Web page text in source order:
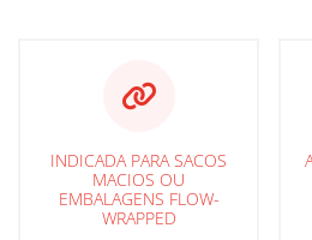
INDICADA PARA SACOS
MACIOS OU
EMBALAGENS FLOW-
WRAPPED